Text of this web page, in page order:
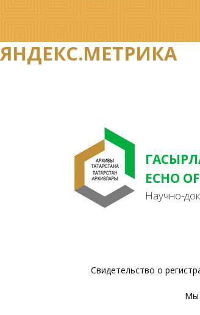
ЯНДЕКС.МЕТРИКА
ECHO
Научно-
Свидетельство о
Мы